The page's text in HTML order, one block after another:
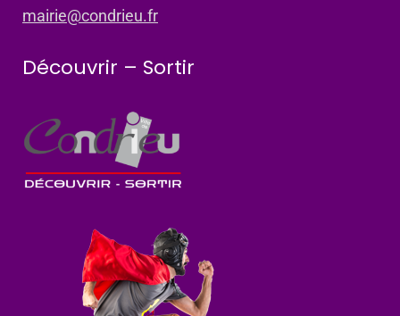
mairie@condrieu.fr
Découvrir – Sortir